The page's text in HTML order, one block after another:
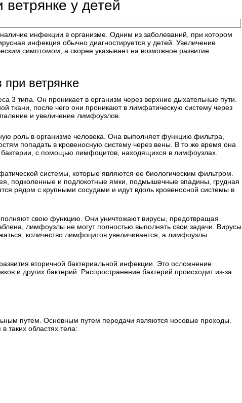
у детей
инфекции в организме. Одним из заболеваний, при котором
инфекция обычно диагностируется у детей. Увеличение
симптомом, а скорее указывает на возможное развитие
ветрянке
3 типа. Он проникает в организм через верхние дыхательные пути.
ткани, после чего они проникают в лимфатическую систему через
и увеличение лимфоузлов.
роль в организме человека. Она выполняет функцию фильтра,
попадать в кровеносную систему через вены. В то же время она
с помощью лимфоцитов, находящихся в лимфоузлах.
системы, которые являются ее биологическим фильтром.
подколенные и подлокотные ямки, подмышечные впадины, грудная
рядом с крупными сосудами и идут вдоль кровеносной системы в
свою функцию. Они уничтожают вирусы, предотвращая
лимфоузлы не могут полностью выполнять свои задачи. Вирусы,
количество лимфоцитов увеличивается, а лимфоузлы
вторичной бактериальной инфекции. Это осложнение
и других бактерий. Распространение бактерий происходит из-за
путем. Основным путем передачи являются носовые проходы.
таких областях тела: